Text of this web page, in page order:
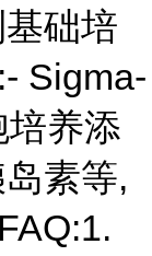
础培
Sigma-
养添
素等,